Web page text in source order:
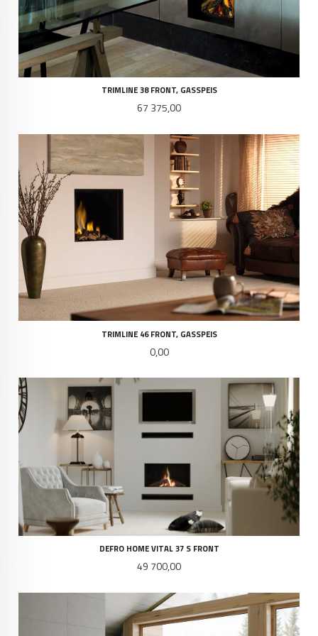
TRIMLINE 38 FRONT, GASSPEIS
Pris
67 375,00
TRIMLINE 46 FRONT, GASSPEIS
Pris
0,00
DEFRO HOME VITAL 37 S FRONT
Pris
49 700,00